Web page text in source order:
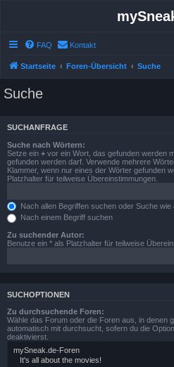
FAQ Kontakt
Startseite Foren-Übersicht Suche
Suche
SUCHANFRAGE
Suche nach Wörtern:
Setze ein + vor ein Wort, das gefunden werden
gefunden werden darf. Verwende mehrere
Klammer, wenn nur eines der Wörter gefunden
Platzhalter für teilweise Übereinstimmungen.
Nach allen Begriffen suchen oder Suche
Nach einem Begriff suchen
Zu suchender Autor:
Benutze ein * als Platzhalter für teilweise
SUCHOPTIONEN
Zu durchsuchende Foren:
Wähle das Forum oder die Foren aus, in denen
automatisch mit durchsucht, sofern du die
deaktivierst.